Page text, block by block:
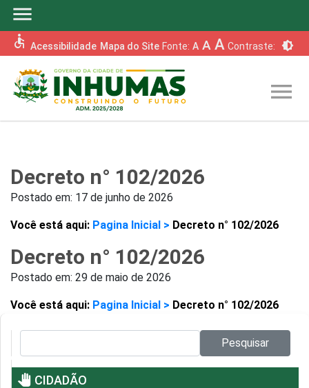
menu
accessible Acessibilidade Mapa do Site Fonte: A A A Contraste: brightness_6
menu
Decreto n° 102/2026
Postado em: 17 de junho de 2026
Você está aqui: Pagina Inicial > Decreto n° 102/2026
Decreto n° 102/2026
Postado em: 29 de maio de 2026
Você está aqui: Pagina Inicial > Decreto n° 102/2026
Pesquisar
pan_tool CIDADÃO